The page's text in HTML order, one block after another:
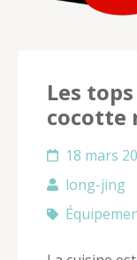
Les
cocotte
18 mars
long-jing